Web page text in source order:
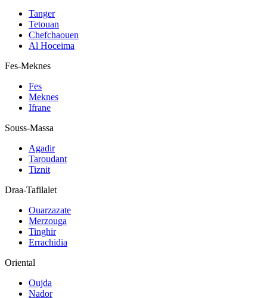
Tanger
Tetouan
Chefchaouen
Al Hoceima
Fes-Meknes
Fes
Meknes
Ifrane
Souss-Massa
Agadir
Taroudant
Tiznit
Draa-Tafilalet
Ouarzazate
Merzouga
Tinghir
Errachidia
Oriental
Oujda
Nador